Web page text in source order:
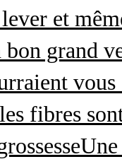
et
grand
vous
les fibres
Une